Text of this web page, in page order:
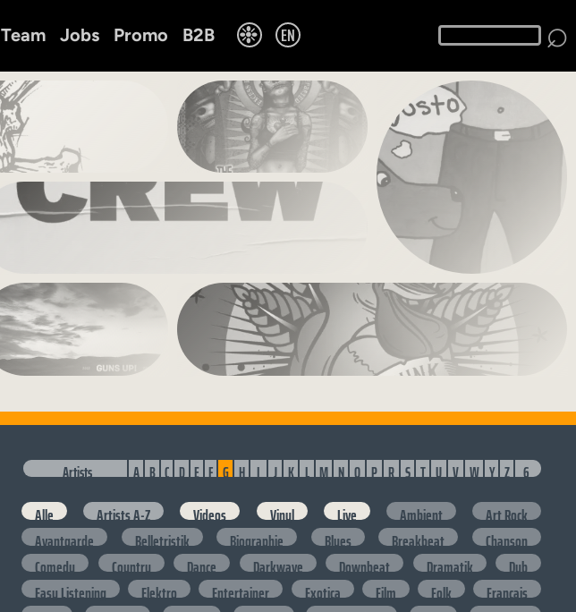
Team Jobs Promo B2B ❉ EN ⌕
Artists A B C D E F G H I J K L M N O P R S T U V W Y Z 6
Alle Artists A-Z Videos Vinyl Live Ambient
Art Rock
Avantgarde
Belletristik Biographie Blues Breakbeat
Chanson
Comedy
Country Dance Darkwave Downbeat Dramatik
Dub
Easy Listening
Elektro Entertainer Exotica Film Folk
Francais